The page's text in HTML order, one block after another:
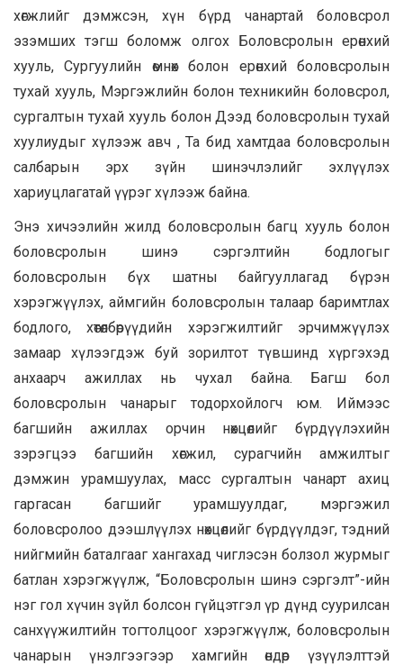
хөгжлийг дэмжсэн, хүн бүрд чанартай боловсрол
эзэмших тэгш боломж олгох Боловсролын ерөнхий
хууль, Сургуулийн өмнөх болон ерөнхий боловсролын
тухай хууль, Мэргэжлийн болон техникийн боловсрол,
сургалтын тухай хууль болон Дээд боловсролын тухай
хуулиудыг хүлээж авч , Та бид хамтдаа боловсролын
салбарын эрх зүйн шинэчлэлийг эхлүүлэх
хариуцлагатай үүрэг хүлээж байна.
Энэ хичээлийн жилд боловсролын багц хууль болон
боловсролын шинэ сэргэлтийн бодлогыг
боловсролын бүх шатны байгууллагад бүрэн
хэрэгжүүлэх, аймгийн боловсролын талаар баримтлах
бодлого, хөтөлбөрүүдийн хэрэгжилтийг эрчимжүүлэх
замаар хүлээгдэж буй зорилтот түвшинд хүргэхэд
анхаарч ажиллах нь чухал байна. Багш бол
боловсролын чанарыг тодорхойлогч юм. Иймээс
багшийн ажиллах орчин нөхцөлийг бүрдүүлэхийн
зэрэгцээ багшийн хөгжил, сурагчийн амжилтыг
дэмжин урамшуулах, масс сургалтын чанарт ахиц
гаргасан багшийг урамшуулдаг, мэргэжил
боловсролоо дээшлүүлэх нөхцөлийг бүрдүүлдэг, тэдний
нийгмийн баталгааг хангахад чиглэсэн болзол журмыг
батлан хэрэгжүүлж, “Боловсролын шинэ сэргэлт”-ийн
нэг гол хүчин зүйл болсон гүйцэтгэл үр дүнд суурилсан
санхүүжилтийн тогтолцоог хэрэгжүүлж, боловсролын
чанарын үнэлгээгээр хамгийн өндөр үзүүлэлттэй